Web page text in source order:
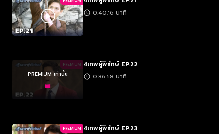
0:40:16 นาที
PREMIUM
PREMIUM เท่านั้น
4เทพผู้พิทักษ์ EP.22
0:36:58 นาที
PREMIUM 4เทพผู้พิทักษ์ EP.23